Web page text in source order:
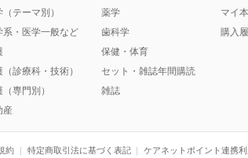
テーマ別）
系・医学一般など
診療科・技術）
専門別）
産
薬学
歯科学
保健・体育
セット・雑誌年間購読
雑誌
マイ
購入
約 特定商取引法に基づく表記 ケアネットポイント連携